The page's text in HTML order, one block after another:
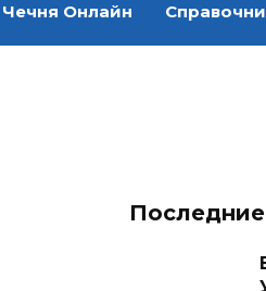
Чечня Онлайн